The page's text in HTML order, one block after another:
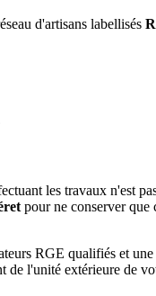
d'artisans labellisés
les travaux n'est
pour ne conserver que
RGE qualifiés et
de l'unité extérieure de